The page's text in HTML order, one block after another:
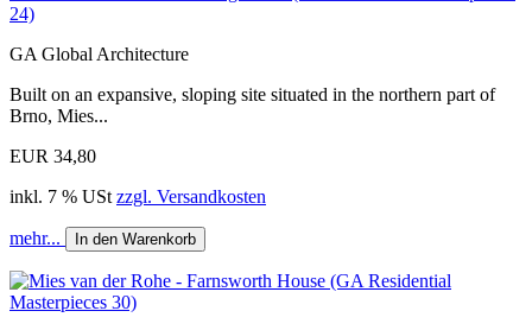
24)
GA Global Architecture
Built on an expansive, sloping site situated in the northern part of
Brno, Mies...
EUR 34,80
inkl. 7 % USt zzgl. Versandkosten
mehr... In den Warenkorb